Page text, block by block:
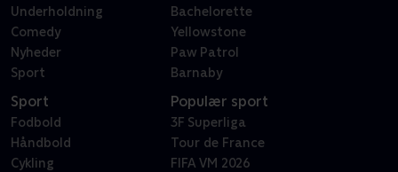
Underholdning
Comedy
Nyheder
Sport
Bachelorette
Yellowstone
Paw Patrol
Barnaby
Sport
Fodbold
Håndbold
Cykling
Populær sport
3F Superliga
Tour de France
FIFA VM 2026